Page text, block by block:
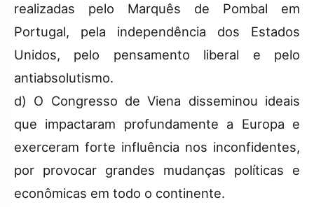
realizadas pelo Marquês de Pombal em
Portugal, pela independência dos Estados
Unidos, pelo pensamento liberal e pelo
antiabsolutismo.
d) O Congresso de Viena disseminou ideais
que impactaram profundamente a Europa e
exerceram forte influência nos inconfidentes,
por provocar grandes mudanças políticas e
econômicas em todo o continente.